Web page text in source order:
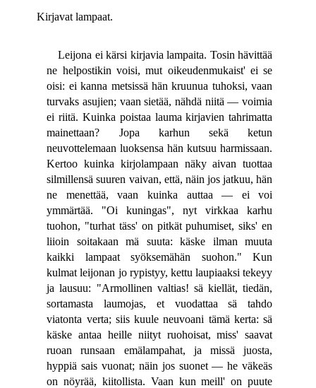
Kirjavat lampaat.
Leijona ei kärsi kirjavia lampaita. Tosin hävittää
ne helpostikin voisi, mut oikeudenmukaist' ei se
oisi: ei kanna metsissä hän kruunua tuhoksi, vaan
turvaks asujien; vaan sietää, nähdä niitä — voimia
ei riitä. Kuinka poistaa lauma kirjavien tahrimatta
mainettaan? Jopa karhun sekä ketun
neuvottelemaan luoksensa hän kutsuu harmissaan.
Kertoo kuinka kirjolampaan näky aivan tuottaa
silmillensä suuren vaivan, että, näin jos jatkuu, hän
ne menettää, vaan kuinka auttaa — ei voi
ymmärtää. "Oi kuningas", nyt virkkaa karhu
tuohon, "turhat täss' on pitkät puhumiset, siks' en
liioin soitakaan mä suuta: käske ilman muuta
kaikki lampaat syöksemähän suohon." Kun
kulmat leijonan jo rypistyy, kettu laupiaaksi tekeyy
ja lausuu: "Armollinen valtias! sä kiellät, tiedän,
sortamasta laumojas, et vuodattaa sä tahdo
viatonta verta; siis kuule neuvoani tämä kerta: sä
käske antaa heille niityt ruohoisat, miss' saavat
ruoan runsaan emälampahat, ja missä juosta,
hyppiä sais vuonat; näin jos suonet — he väkeäs
on nöyrää, kiitollista. Vaan kun meill' on puute